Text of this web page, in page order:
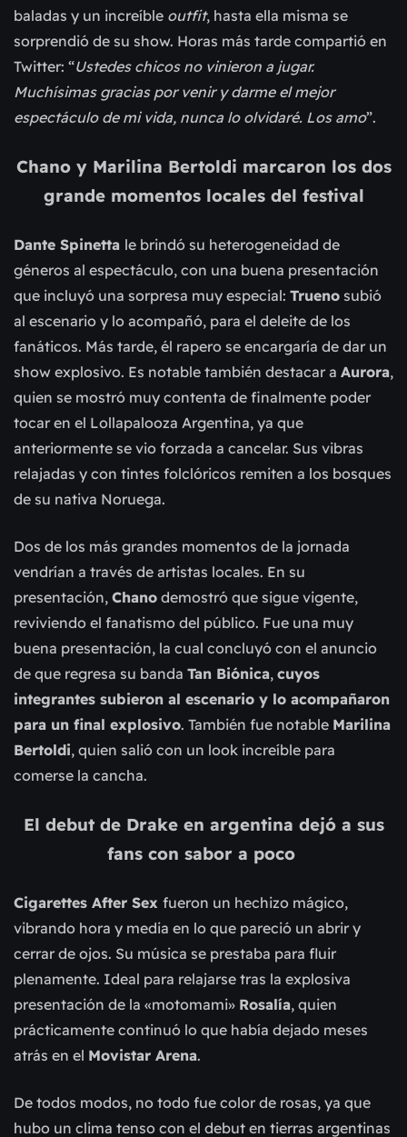
baladas y un increíble outfit, hasta ella misma se
sorprendió de su show. Horas más tarde compartió en
Twitter: “Ustedes chicos no vinieron a jugar.
Muchísimas gracias por venir y darme el mejor
espectáculo de mi vida, nunca lo olvidaré. Los amo”.
Chano y Marilina Bertoldi marcaron los dos
grande momentos locales del festival
Dante Spinetta le brindó su heterogeneidad de
géneros al espectáculo, con una buena presentación
que incluyó una sorpresa muy especial: Trueno subió
al escenario y lo acompañó, para el deleite de los
fanáticos. Más tarde, él rapero se encargaría de dar un
show explosivo. Es notable también destacar a Aurora,
quien se mostró muy contenta de finalmente poder
tocar en el Lollapalooza Argentina, ya que
anteriormente se vio forzada a cancelar. Sus vibras
relajadas y con tintes folclóricos remiten a los bosques
de su nativa Noruega.
Dos de los más grandes momentos de la jornada
vendrían a través de artistas locales. En su
presentación, Chano demostró que sigue vigente,
reviviendo el fanatismo del público. Fue una muy
buena presentación, la cual concluyó con el anuncio
de que regresa su banda Tan Biónica, cuyos
integrantes subieron al escenario y lo acompañaron
para un final explosivo. También fue notable Marilina
Bertoldi, quien salió con un look increíble para
comerse la cancha.
El debut de Drake en argentina dejó a sus
fans con sabor a poco
Cigarettes After Sex fueron un hechizo mágico,
vibrando hora y media en lo que pareció un abrir y
cerrar de ojos. Su música se prestaba para fluir
plenamente. Ideal para relajarse tras la explosiva
presentación de la «motomami» Rosalía, quien
prácticamente continuó lo que había dejado meses
atrás en el Movistar Arena.
De todos modos, no todo fue color de rosas, ya que
hubo un clima tenso con el debut en tierras argentinas